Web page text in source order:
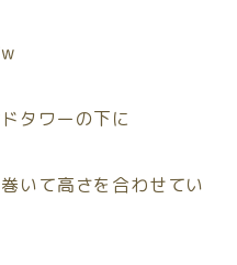
タワーの下に
いて高さを合わせてい